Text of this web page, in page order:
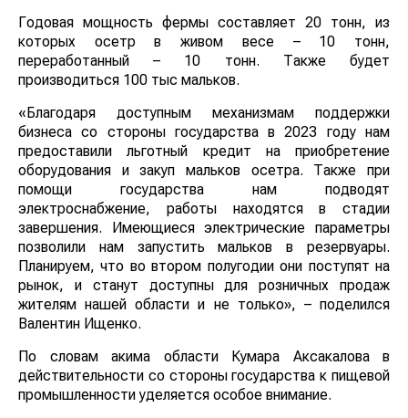
Годовая мощность фермы составляет 20 тонн, из
которых осетр в живом весе – 10 тонн,
переработанный – 10 тонн. Также будет
производиться 100 тыс мальков.
«Благодаря доступным механизмам поддержки
бизнеса со стороны государства в 2023 году нам
предоставили льготный кредит на приобретение
оборудования и закуп мальков осетра. Также при
помощи государства нам подводят
электроснабжение, работы находятся в стадии
завершения. Имеющиеся электрические параметры
позволили нам запустить мальков в резервуары.
Планируем, что во втором полугодии они поступят на
рынок, и станут доступны для розничных продаж
жителям нашей области и не только», – поделился
Валентин Ищенко.
По словам акима области Кумара Аксакалова в
действительности со стороны государства к пищевой
промышленности уделяется особое внимание.